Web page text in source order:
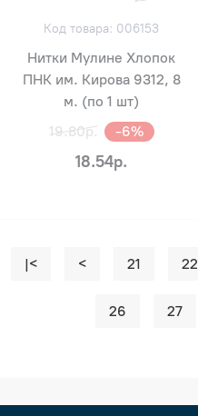
Код товара: 006153
Нитки Мулине Хлопок
ПНК им. Кирова 9312, 8
м. (по 1 шт)
19.80р.
-6%
18.54р.
|< < 21 22
26 27